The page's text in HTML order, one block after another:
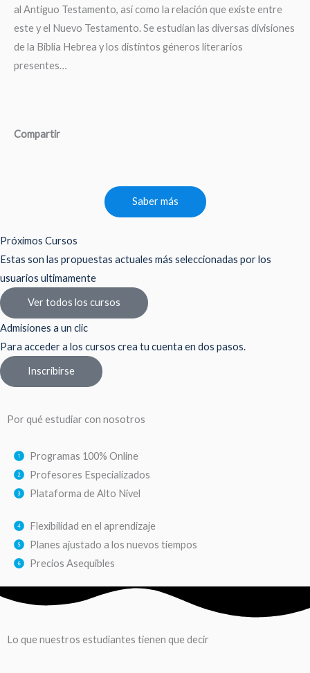
al Antiguo Testamento, así como la relación que existe entre
este y el Nuevo Testamento. Se estudian las diversas divisiones
de la Biblia Hebrea y los distintos géneros literarios
presentes…
Compartir
Saber más
Próximos Cursos
Estas son las propuestas actuales más seleccionadas por los
usuarios ultimamente
Ver todos los cursos
Admisiones a un clic
Para acceder a los cursos crea tu cuenta en dos pasos.
Inscribirse
Por qué estudiar con nosotros
Programas 100% Online
Profesores Especializados
Plataforma de Alto Nivel
Flexibilidad en el aprendizaje
Planes ajustado a los nuevos tiempos
Precios Asequibles
Lo que nuestros estudiantes tienen que decir